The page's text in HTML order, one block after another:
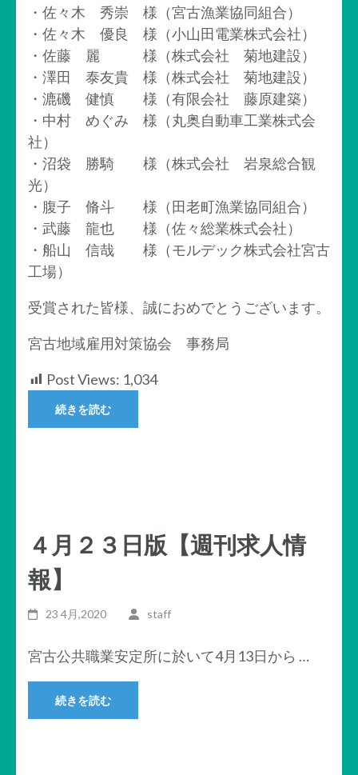
・佐々木 秀崇 様（宮古漁業協同組合）
・佐々木 優良 様（小山田電業株式会社）
・佐藤 麗 様（株式会社 菊地建設）
・澤田 泰友貴 様（株式会社 菊地建設）
・漉磯 健慎 様（有限会社 藤原建築）
・中村 めぐみ 様（丸奥自動車工業株式会
社）
・沼袋 勝騎 様（株式会社 岩泉総合観
光）
・腹子 脩斗 様（田老町漁業協同組合）
・武藤 龍也 様（佐々総業株式会社）
・船山 信哉 様（モルデック株式会社宮古
工場）
受賞された皆様、誠におめでとうございます。
宮古地域雇用対策協会 事務局
Post Views: 1,034
続きを読む
４月２３日版【週刊求人情
報】
23 4月,2020 staff
宮古公共職業安定所に於いて4月13日から …
続きを読む